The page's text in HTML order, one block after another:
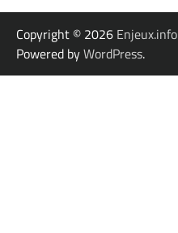
Copyright © 2026 Enjeux.info
Powered byWordPress.